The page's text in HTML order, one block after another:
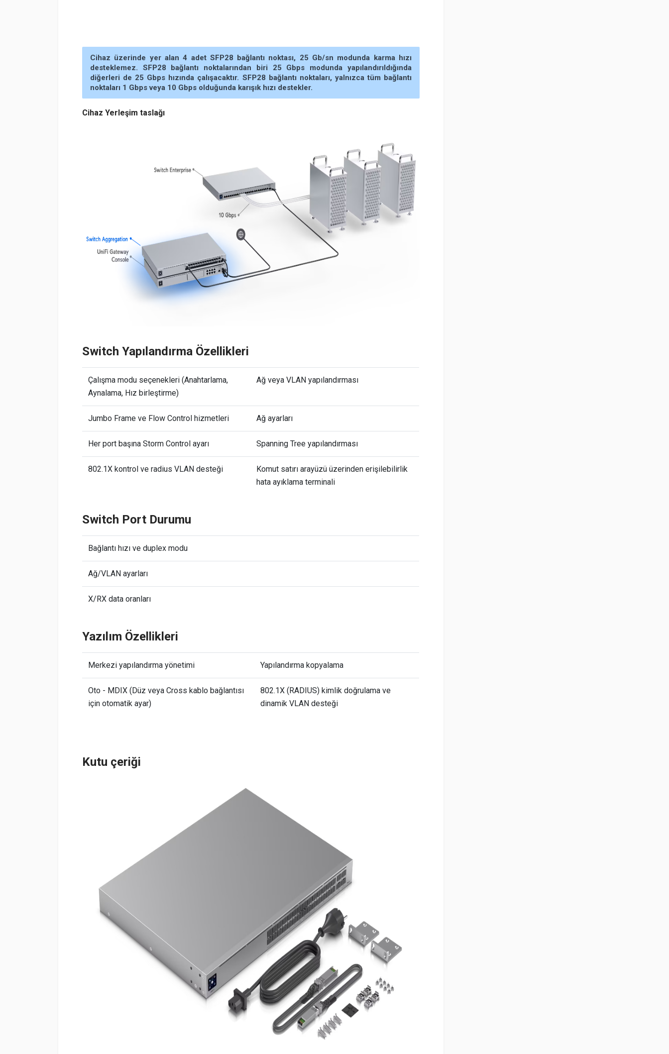
Cihaz üzerinde yer alan 4 adet SFP28 bağlantı noktası, 25 Gb/sn modunda karma hızı
desteklemez. SFP28 bağlantı noktalarından biri 25 Gbps modunda yapılandırıldığında
diğerleri de 25 Gbps hızında çalışacaktır. SFP28 bağlantı noktaları, yalnızca tüm bağlantı
noktaları 1 Gbps veya 10 Gbps olduğunda karışık hızı destekler.
Cihaz Yerleşim taslağı
Switch Yapılandırma Özellikleri
Çalışma modu seçenekleri (Anahtarlama,
Aynalama, Hız birleştirme)
Ağ veya VLAN yapılandırması
Jumbo Frame ve Flow Control hizmetleri Ağ ayarları
Her port başına Storm Control ayarı Spanning Tree yapılandırması
802.1X kontrol ve radius VLAN desteği
Komut satırı arayüzü üzerinden erişilebilirlik
hata ayıklama terminali
Switch Port Durumu
Bağlantı hızı ve duplex modu
Ağ/VLAN ayarları
X/RX data oranları
Yazılım Özellikleri
Merkezi yapılandırma yönetimi Yapılandırma kopyalama
Oto - MDIX (Düz veya Cross kablo bağlantısı
için otomatik ayar)
802.1X (RADIUS) kimlik doğrulama ve
dinamik VLAN desteği
Kutu çeriği